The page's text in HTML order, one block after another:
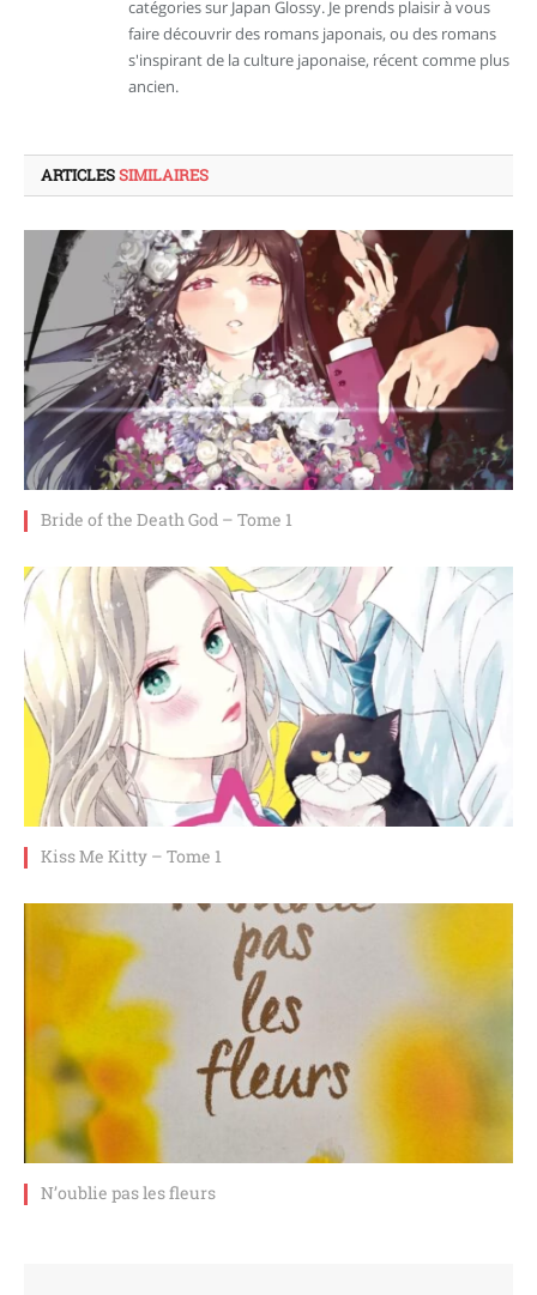
catégories sur Japan Glossy. Je prends plaisir à vous
faire découvrir des romans japonais, ou des romans
s'inspirant de la culture japonaise, récent comme plus
ancien.
ARTICLESSIMILAIRES
Bride of the Death God – Tome 1
Kiss Me Kitty – Tome 1
N’oublie pas les fleurs